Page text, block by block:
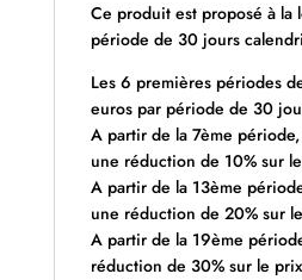
Ce produit est proposé à la
période de 30 jours
Les 6 premières périodes
euros par période de 30
A partir de la 7ème
une réduction de 10% sur
A partir de la 13ème
une réduction de 20% sur
A partir de la 19ème
réduction de 30% sur le